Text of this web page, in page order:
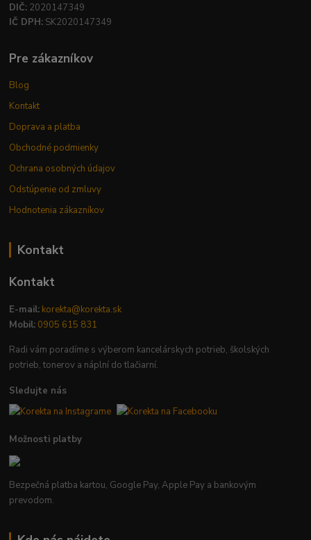
DIČ: 2020147349
IČ DPH: SK2020147349
Pre zákazníkov
Blog
Kontakt
Doprava a platba
Obchodné podmienky
Ochrana osobných údajov
Odstúpenie od zmluvy
Hodnotenia zákazníkov
Kontakt
Kontakt
E-mail: korekta@korekta.sk
Mobil: 0905 615 831
Radi vám poradíme s výberom kancelárskych potrieb, školských
potrieb, tonerov a náplní do tlačiarní.
Sledujte nás
Možnosti platby
Bezpečná platba kartou, Google Pay, Apple Pay a bankovým
prevodom.